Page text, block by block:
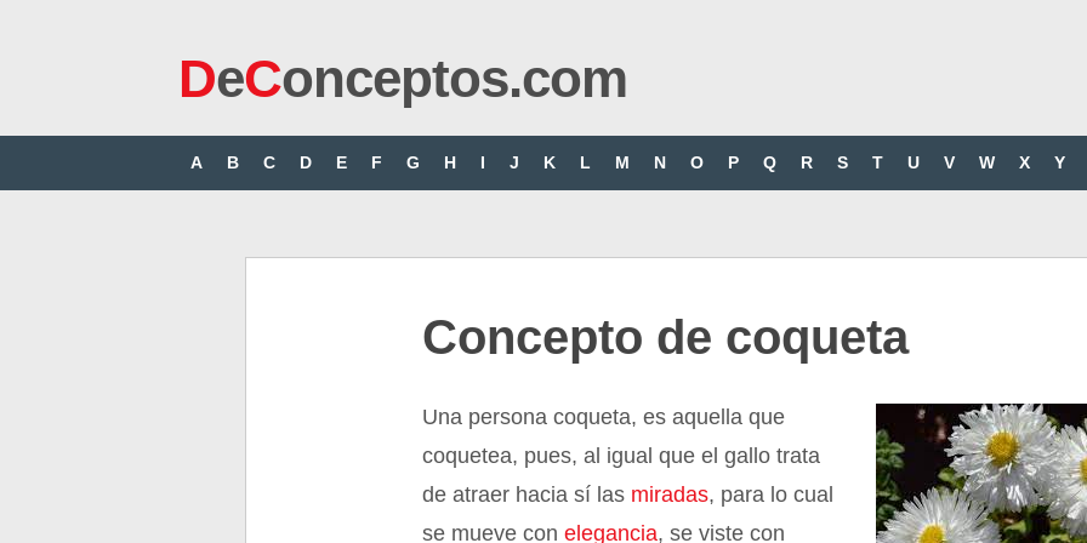
DeConceptos.com
A B C D E F G H I J K L M N O P Q R S T U V W X Y
Concepto de coqueta
Una persona coqueta, es aquella que
coquetea, pues, al igual que el gallo trata
de atraer hacia sí las miradas, para lo cual
se mueve conelegancia, se viste con